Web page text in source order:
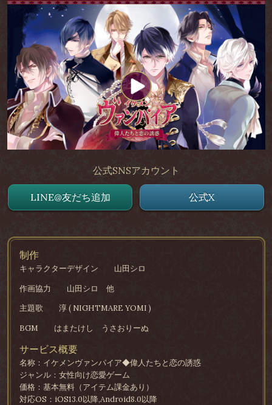
公式SNSアカウント
LINE@友だち追加 公式X
制作
キャラクターデザイン
山田シロ
作画協力
山田シロ 他
主題歌
淳 ( NIGHTMARE YOMI )
BGM
はまたけし うさおりーぬ
サービス概要
名称：イケメンヴァンパイア◆偉人たちと恋の誘惑
ジャンル：女性向け恋愛ゲーム
価格：基本無料（アイテム課金あり）
対応OS：iOS13.0以降,Android8.0以降